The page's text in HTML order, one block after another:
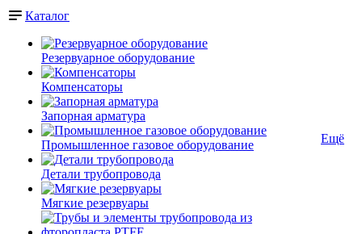
Каталог
Резервуарное оборудование
Компенсаторы
Запорная арматура
Промышленное газовое оборудование
Детали трубопровода
Мягкие резервуары
Ещё